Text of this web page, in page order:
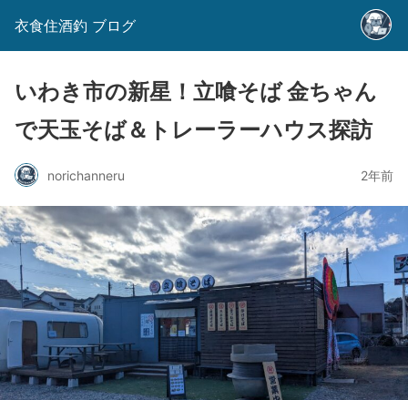
衣食住酒釣 ブログ
いわき市の新星！立喰そば 金ちゃん
で天玉そば＆トレーラーハウス探訪
norichanneru 2年前